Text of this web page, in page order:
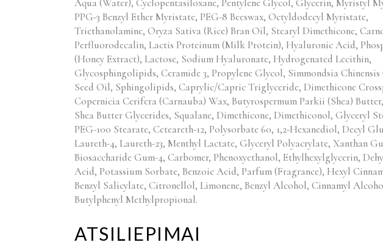
Aqua (Water), Cyclopentasiloxane, Pentylene Glycol, Glycerin, Myristyl
PPG-3 Benzyl Ether Myristate, PEG-8 Beeswax, Octyldodecyl Myristate,
Triethanolamine, Oryza Sativa (Rice) Bran Oil, Stearyl Dimethicone,
Perfluorodecalin, Lactis Proteinum (Milk Protein), Hyaluronic Acid,
(Honey Extract), Lactose, Sodium Hyaluronate, Hydrogenated Lecithin,
Glycosphingolipids, Ceramide 3, Propylene Glycol, Simmondsia Chinensis
Seed Oil, Sphingolipids, Caprylic/Capric Triglyceride, Dimethicone
Copernicia Cerifera (Carnauba) Wax, Butyrospermum Parkii (Shea) Butter,
Shea Butter Glycerides, Squalane, Dimethicone, Dimethiconol, Glyceryl
PEG-100 Stearate, Ceteareth-12, Polysorbate 60, 1,2-Hexanediol, Decyl
Laureth-4, Laureth-23, Menthyl Lactate, Glyceryl Polyacrylate, Xanthan
Biosaccharide Gum-4, Carbomer, Phenoxyethanol, Ethylhexylglycerin,
Acid, Potassium Sorbate, Benzoic Acid, Parfum (Fragrance), Hexyl
Benzyl Salicylate, Citronellol, Limonene, Benzyl Alcohol, Cinnamyl
Butylphenyl Methylpropional.
ATSILIEPIMAI